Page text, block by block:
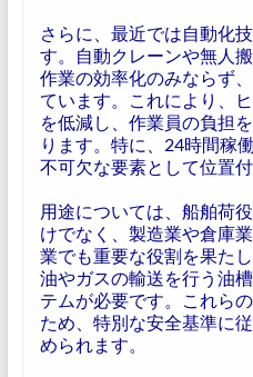
さらに、最近では自動化
す。自動クレーンや無人
作業の効率化のみならず
ています。これにより、
を低減し、作業員の負担
ります。特に、24時間稼
不可欠な要素として位置
用途については、船舶荷
けでなく、製造業や倉庫
業でも重要な役割を果た
油やガスの輸送を行う油
テムが必要です。これら
ため、特別な安全基準に
められます。